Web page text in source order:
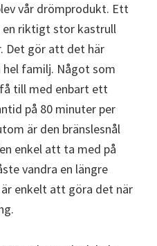
vår drömprodukt. Ett
riktigt stor kastrull
Det gör att det här
familj. Något som
till med enbart ett
på 80 minuter per
är den bränslesnål
enkel att ta med på
vandra en längre
enkelt att göra det när